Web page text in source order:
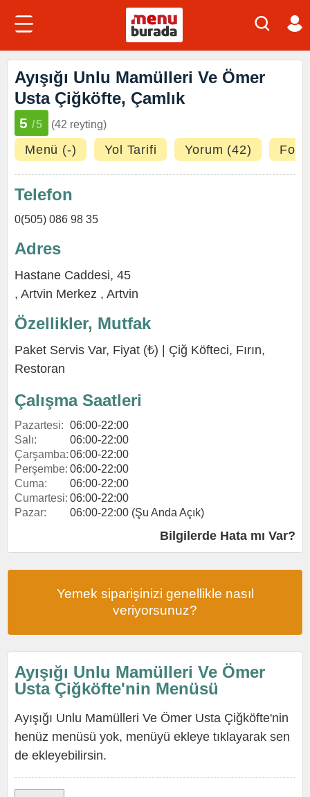
Ayışığı Unlu Mamülleri Ve Ömer
Usta Çiğköfte, Çamlık
5 /5 (42 reyting)
Menü (-) Yol Tarifi Yorum (42)
Telefon
0(505) 086 98 35
Adres
Hastane Caddesi, 45
, Artvin Merkez , Artvin
Özellikler, Mutfak
Paket Servis Var, Fiyat (₺) | Çiğ Köfteci, Fırın,
Restoran
Çalışma Saatleri
Pazartesi: 06:00-22:00
Salı:
06:00-22:00
Çarşamba:06:00-22:00
Perşembe: 06:00-22:00
Cuma:
06:00-22:00
Cumartesi: 06:00-22:00
Pazar:
06:00-22:00 (Şu Anda Açık)
Bilgilerde Hata mı Var?
Yemek siparişinizi genellikle nasıl
veriyorsunuz?
Ayışığı Unlu Mamülleri Ve Ömer
Usta Çiğköfte'nin Menüsü
Ayışığı Unlu Mamülleri Ve Ömer Usta Çiğköfte'nin
henüz menüsü yok, menüyü ekleye tıklayarak sen
de ekleyebilirsin.